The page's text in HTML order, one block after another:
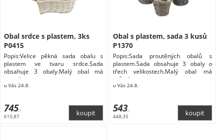
Obal srdce s plastem, 3ks
P0415
Popis:Velice pěkná sada obalu s
plastem ve tvaru srdce.Sada
obsahuje 3 obaly.Malý obal má
rozměry
u Vás 24.8.
745,-
615,87
Obal s plastem, sada 3 kusů
P1370
Popis:Sada proutěných obalů s
plastem.Sada obsahuje 3 obaly o
třech velikostech.Malý obal má
průměr
u Vás 24.8.
543,-
448,35